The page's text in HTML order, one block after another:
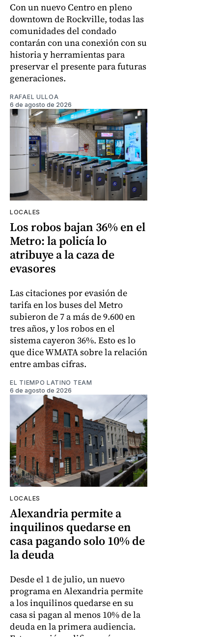
Con un nuevo Centro en pleno
downtown de Rockville, todas las
comunidades del condado
contarán con una conexión con su
historia y herramientas para
preservar el presente para futuras
generaciones.
RAFAEL ULLOA
6 de agosto de 2026
LOCALES
Los robos bajan 36% en el
Metro: la policía lo
atribuye a la caza de
evasores
Las citaciones por evasión de
tarifa en los buses del Metro
subieron de 7 a más de 9.600 en
tres años, y los robos en el
sistema cayeron 36%. Esto es lo
que dice WMATA sobre la relación
entre ambas cifras.
EL TIEMPO LATINO TEAM
6 de agosto de 2026
LOCALES
Alexandria permite a
inquilinos quedarse en
casa pagando solo 10% de
la deuda
Desde el 1 de julio, un nuevo
programa en Alexandria permite
a los inquilinos quedarse en su
casa si pagan al menos 10% de la
deuda en la primera audiencia.